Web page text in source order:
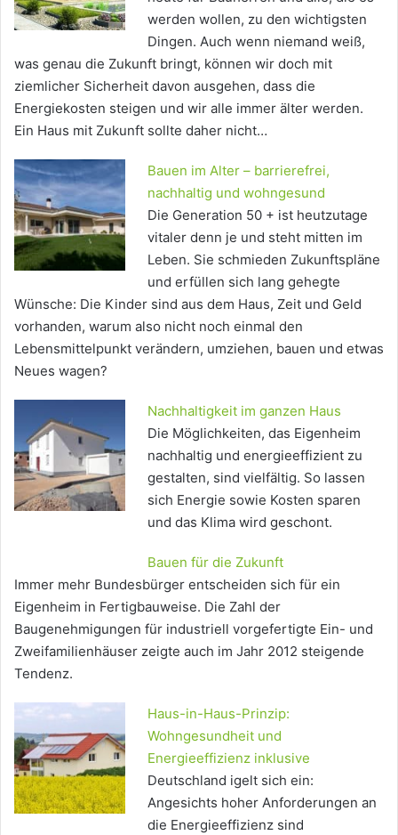
werden wollen, zu den wichtigsten
Dingen. Auch wenn niemand weiß,
was genau die Zukunft bringt, können wir doch mit
ziemlicher Sicherheit davon ausgehen, dass die
Energiekosten steigen und wir alle immer älter werden.
Ein Haus mit Zukunft sollte daher nicht…
Bauen im Alter – barrierefrei,
nachhaltig und wohngesund
Die Generation 50 + ist heutzutage
vitaler denn je und steht mitten im
Leben. Sie schmieden Zukunftspläne
und erfüllen sich lang gehegte
Wünsche: Die Kinder sind aus dem Haus, Zeit und Geld
vorhanden, warum also nicht noch einmal den
Lebensmittelpunkt verändern, umziehen, bauen und etwas
Neues wagen?
Nachhaltigkeit im ganzen Haus
Die Möglichkeiten, das Eigenheim
nachhaltig und energieeffizient zu
gestalten, sind vielfältig. So lassen
sich Energie sowie Kosten sparen
und das Klima wird geschont.
Bauen für die Zukunft
Immer mehr Bundesbürger entscheiden sich für ein
Eigenheim in Fertigbauweise. Die Zahl der
Baugenehmigungen für industriell vorgefertigte Ein- und
Zweifamilienhäuser zeigte auch im Jahr 2012 steigende
Tendenz.
Haus-in-Haus-Prinzip:
Wohngesundheit und
Energieeffizienz inklusive
Deutschland igelt sich ein:
Angesichts hoher Anforderungen an
die Energieeffizienz sind